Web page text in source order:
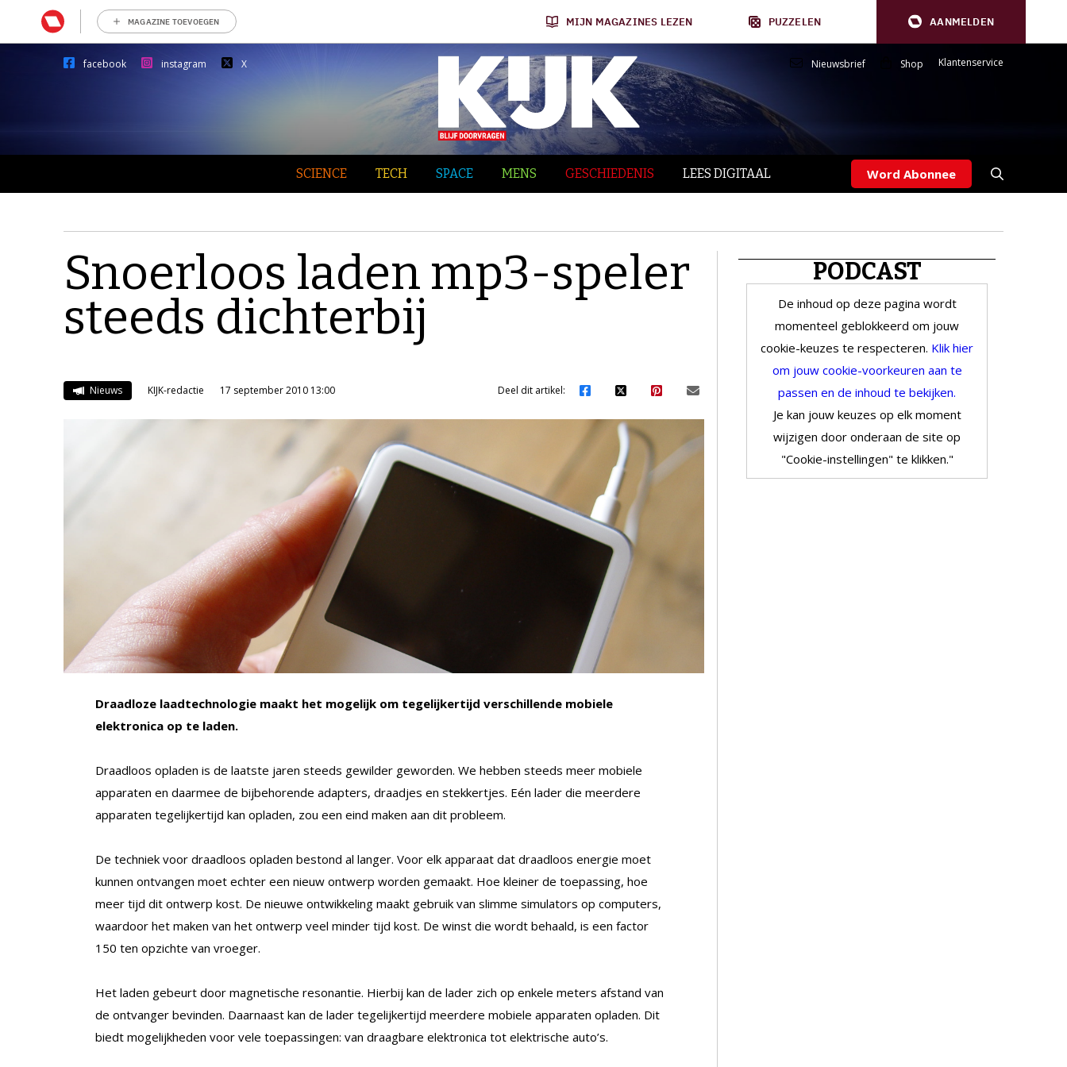
MAGAZINE TOEVOEGEN MIJN MAGAZINES LEZEN PUZZELEN AANMELDEN
facebook instagram X Nieuwsbrief Shop Klantenservice
SCIENCE TECH SPACE MENS GESCHIEDENIS LEES DIGITAAL Word Abonnee
Snoerloos laden mp3-speler
steeds dichterbij
Nieuws KIJK-redactie 17 september 2010 13:00 Deel dit artikel:
Draadloze laadtechnologie maakt het mogelijk om tegelijkertijd verschillende mobiele
elektronica op te laden.
Draadloos opladen is de laatste jaren steeds gewilder geworden. We hebben steeds meer mobiele
apparaten en daarmee de bijbehorende adapters, draadjes en stekkertjes. Eén lader die meerdere
apparaten tegelijkertijd kan opladen, zou een eind maken aan dit probleem.
De techniek voor draadloos opladen bestond al langer. Voor elk apparaat dat draadloos energie moet
kunnen ontvangen moet echter een nieuw ontwerp worden gemaakt. Hoe kleiner de toepassing, hoe
meer tijd dit ontwerp kost. De nieuwe ontwikkeling maakt gebruik van slimme simulators op computers,
waardoor het maken van het ontwerp veel minder tijd kost. De winst die wordt behaald, is een factor
150 ten opzichte van vroeger.
Het laden gebeurt door magnetische resonantie. Hierbij kan de lader zich op enkele meters afstand van
de ontvanger bevinden. Daarnaast kan de lader tegelijkertijd meerdere mobiele apparaten opladen. Dit
biedt mogelijkheden voor vele toepassingen: van draagbare elektronica tot elektrische auto’s.
PODCAST
De inhoud op deze pagina wordt
momenteel geblokkeerd om jouw
cookie-keuzes te respecteren. Klik hier
om jouw cookie-voorkeuren aan te
passen en de inhoud te bekijken.
Je kan jouw keuzes op elk moment
wijzigen door onderaan de site op
"Cookie-instellingen" te klikken."